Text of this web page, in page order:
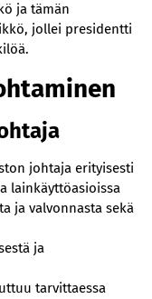
ja tämän
jollei presidentti
johtaja erityisesti
lainkäyttöasioissa
ja valvonnasta sekä
ja
tarvittaessa